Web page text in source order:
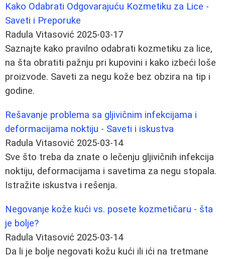
Kako Odabrati Odgovarajuću Kozmetiku za Lice -
Saveti i Preporuke
Radula Vitasović 2025-03-17
Saznajte kako pravilno odabrati kozmetiku za lice,
na šta obratiti pažnju pri kupovini i kako izbeći loše
proizvode. Saveti za negu kože bez obzira na tip i
godine.
Rešavanje problema sa gljivičnim infekcijama i
deformacijama noktiju - Saveti i iskustva
Radula Vitasović 2025-03-14
Sve što treba da znate o lečenju gljivičnih infekcija
noktiju, deformacijama i savetima za negu stopala.
Istražite iskustva i rešenja.
Negovanje kože kući vs. posete kozmetičaru - šta
je bolje?
Radula Vitasović 2025-03-14
Da li je bolje negovati kožu kući ili ići na tretmane